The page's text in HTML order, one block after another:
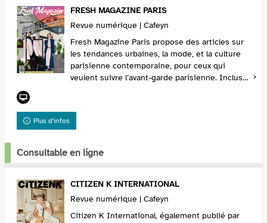
FRESH MAGAZINE PARIS
Revue numérique | Cafeyn
Fresh Magazine Paris propose des articles sur
les tendances urbaines, la mode, et la culture
parisienne contemporaine, pour ceux qui
veulent suivre l’avant-garde parisienne. Inclus
Plus d'infos
Consultable en ligne
CITIZEN K INTERNATIONAL
Revue numérique | Cafeyn
Citizen K International, également publié par